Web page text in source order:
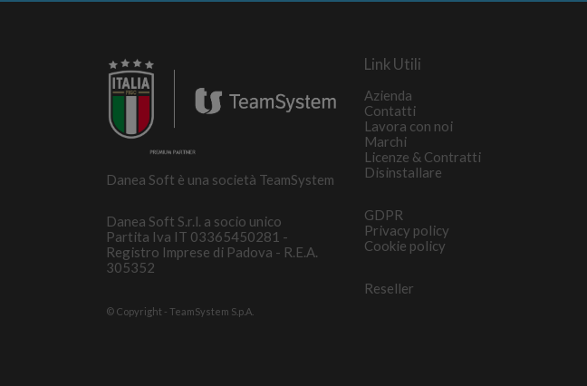
Danea Soft è una società TeamSystem
Danea Soft S.r.l. a socio unico
Partita Iva IT 03365450281 -
Registro Imprese di Padova - R.E.A.
305352
© Copyright - TeamSystem S.p.A.
Link Utili
Azienda
Contatti
Lavora con noi
Marchi
Licenze & Contratti
Disinstallare
GDPR
Privacy policy
Cookie policy
Reseller